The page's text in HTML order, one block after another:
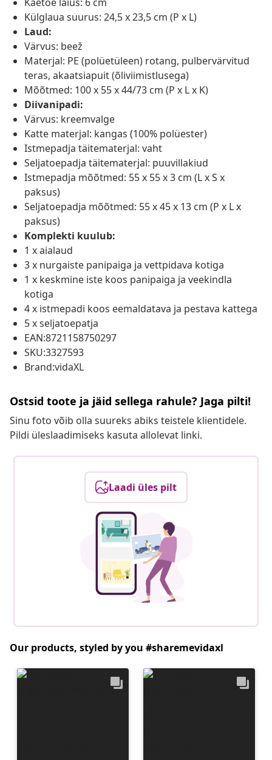
Külglaua suurus: 24,5 x 23,5 cm (P x L)
Laud:
Värvus: beež
Materjal: PE (polüetüleen) rotang, pulbervärvitud
teras, akaatsiapuit (õliviimistlusega)
Mõõtmed: 100 x 55 x 44/73 cm (P x L x K)
Diivanipadi:
Värvus: kreemvalge
Katte materjal: kangas (100% polüester)
Istmepadja täitematerjal: vaht
Seljatoepadja täitematerjal: puuvillakiud
Istmepadja mõõtmed: 55 x 55 x 3 cm (L x S x
paksus)
Seljatoepadja mõõtmed: 55 x 45 x 13 cm (P x L x
paksus)
Komplekti kuulub:
1 x aialaud
3 x nurgaiste panipaiga ja vettpidava kotiga
1 x keskmine iste koos panipaiga ja veekindla
kotiga
4 x istmepadi koos eemaldatava ja pestava kattega
5 x seljatoepatja
EAN:8721158750297
SKU:3327593
Brand:vidaXL
Ostsid toote ja jäid sellega rahule? Jaga pilti!
Sinu foto võib olla suureks abiks teistele klientidele.
Pildi üleslaadimiseks kasuta allolevat linki.
Laadi üles pilt
Our products, styled by you #sharemevidaxl